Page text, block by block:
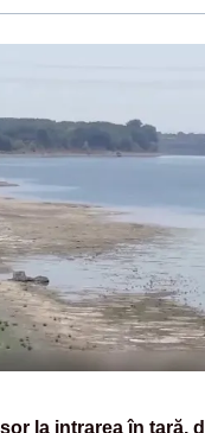
la intrarea în țară,